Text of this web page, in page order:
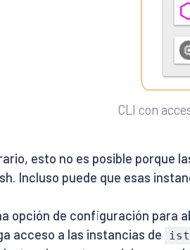
CLI con
esto no es posible porque
Incluso puede que esas
opción de configuración para
acceso a las instancias de